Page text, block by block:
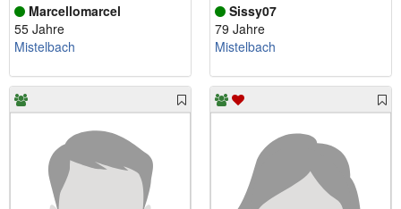
Marcellomarcel
55 Jahre
Mistelbach
Sissy07
79 Jahre
Mistelbach